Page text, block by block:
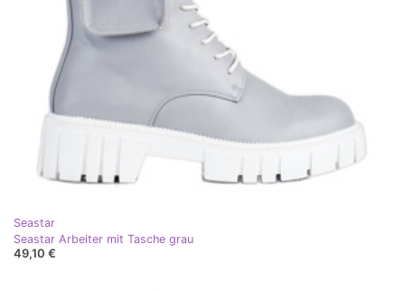
Seastar
Seastar Arbeiter mit Tasche grau
49,10 €